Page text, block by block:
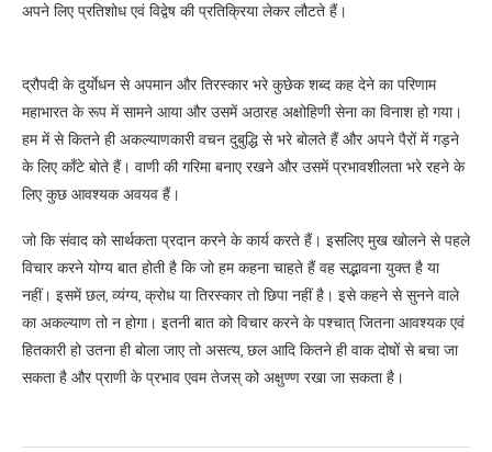
अपने लिए प्रतिशोध एवं विद्वेष की प्रतिक्रिया लेकर लौटते हैं।
द्रौपदी के दुर्याेधन से अपमान और तिरस्कार भरे कुछेक शब्द कह देने का परिणाम
महाभारत के रूप में सामने आया और उसमें अठारह अक्षोहिणी सेना का विनाश हो गया।
हम में से कितने ही अकल्याणकारी वचन दुबुद्धि से भरे बोलते हैं और अपने पैरों में गड़ने
के लिए काँटे बोते हैं। वाणी की गरिमा बनाए रखने और उसमें प्रभावशीलता भरे रहने के
लिए कुछ आवश्यक अवयव हैं।
जो कि संवाद को सार्थकता प्रदान करने के कार्य करते हैं। इसलिए मुख खोलने से पहले
विचार करने योग्य बात होती है कि जो हम कहना चाहते हैं वह सद्भावना युक्त है या
नहीं। इसमें छल, व्यंग्य, क्रोध या तिरस्कार तो छिपा नहीं है। इसे कहने से सुनने वाले
का अकल्याण तो न होगा। इतनी बात को विचार करने के पश्चात् जितना आवश्यक एवं
हितकारी हो उतना ही बोला जाए तो असत्य, छल आदि कितने ही वाक दोषों से बचा जा
सकता है और प्राणी के प्रभाव एवम तेजस् को अक्षुण्ण रखा जा सकता है।